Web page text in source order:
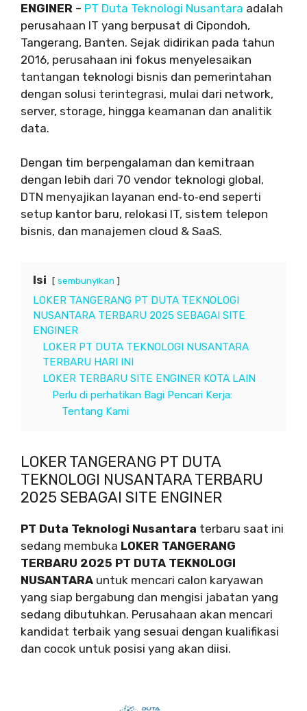
ENGINER – PT Duta Teknologi Nusantara adalah
perusahaan IT yang berpusat di Cipondoh,
Tangerang, Banten. Sejak didirikan pada tahun
2016, perusahaan ini fokus menyelesaikan
tantangan teknologi bisnis dan pemerintahan
dengan solusi terintegrasi, mulai dari network,
server, storage, hingga keamanan dan analitik
data.
Dengan tim berpengalaman dan kemitraan
dengan lebih dari 70 vendor teknologi global,
DTN menyajikan layanan end‑to‑end seperti
setup kantor baru, relokasi IT, sistem telepon
bisnis, dan manajemen cloud & SaaS.
Isi sembunyikan
LOKER TANGERANG PT DUTA TEKNOLOGI
NUSANTARA TERBARU 2025 SEBAGAI SITE
ENGINER
LOKER PT DUTA TEKNOLOGI NUSANTARA
TERBARU HARI INI
LOKER TERBARU SITE ENGINER KOTA LAIN
Perlu di perhatikan Bagi Pencari Kerja:
Tentang Kami
LOKER TANGERANG PT DUTA
TEKNOLOGI NUSANTARA TERBARU
2025 SEBAGAI SITE ENGINER
PT Duta Teknologi Nusantara terbaru saat ini
sedang membuka LOKER TANGERANG
TERBARU 2025 PT DUTA TEKNOLOGI
NUSANTARA untuk mencari calon karyawan
yang siap bergabung dan mengisi jabatan yang
sedang dibutuhkan. Perusahaan akan mencari
kandidat terbaik yang sesuai dengan kualifikasi
dan cocok untuk posisi yang akan diisi.